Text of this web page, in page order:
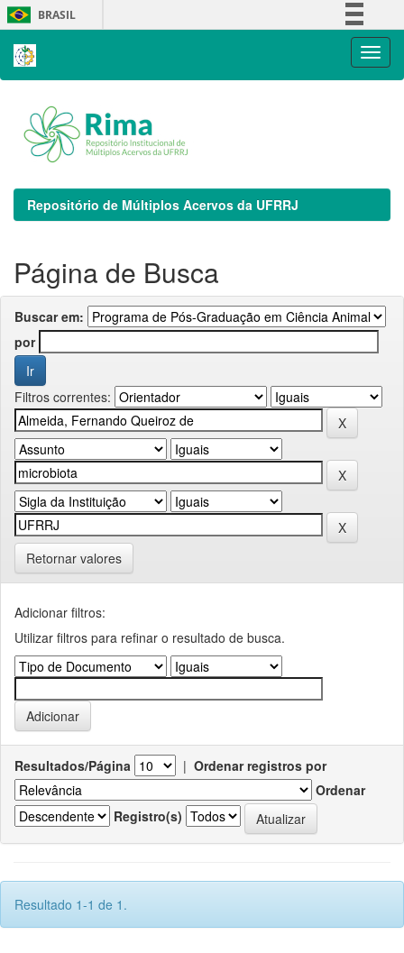
Skip
navigation
BRASIL
Repositório de Múltiplos Acervos da UFRRJ
Página de Busca
Buscar em:
por
Filtros correntes:
Retornar valores
Adicionar filtros:
Utilizar filtros para refinar o resultado de busca.
Resultados/Página | Ordenar registros por
Ordenar
Registro(s)
Resultado 1-1 de 1.